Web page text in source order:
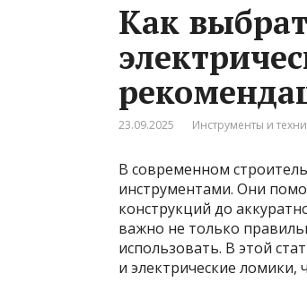
Как
23.09.2025 Инструменты и
В современном
инструментами. Они
конструкций до
важно не только
использовать. В этой
и электрические ломики,